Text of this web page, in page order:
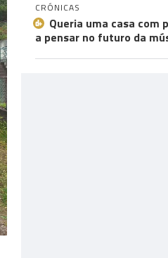
CRÓNICAS
Queria uma casa com
a pensar no futuro da